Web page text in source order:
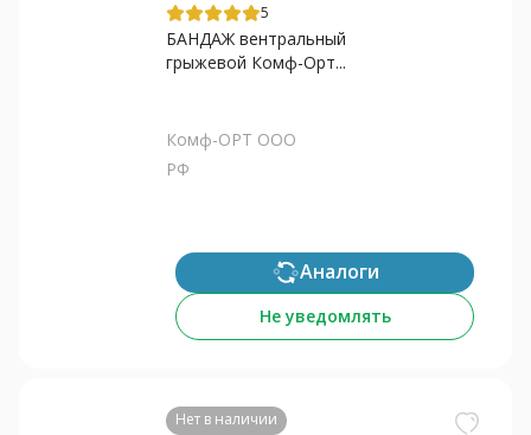
5
БАНДАЖ вентральный
грыжевой Комф-Орт...
Комф-ОРТ ООО
РФ
Аналоги
Не уведомлять
Нет в наличии